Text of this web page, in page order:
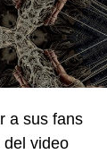
a sus fans
del video